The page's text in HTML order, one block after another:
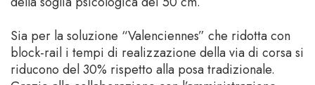
Sia per la soluzione “Valenciennes” che ridotta con
block-rail i tempi di realizzazione della via di corsa si
riducono del 30% rispetto alla posa tradizionale.